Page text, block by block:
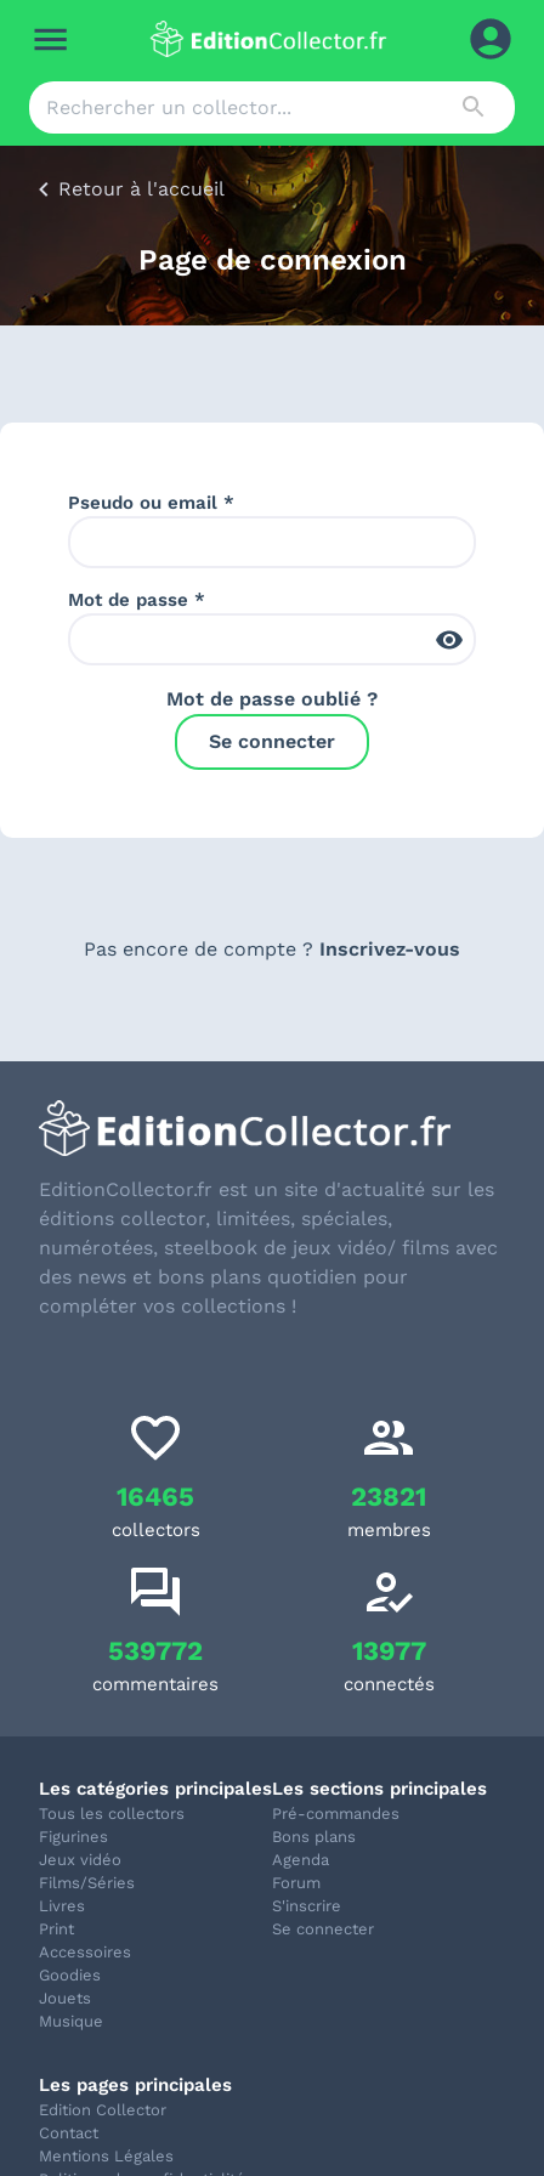
Retour à l'accueil
Page de connexion
Pseudo ou email *
Mot de passe *
Mot de passe oublié ?
Se connecter
Pas encore de compte ? Inscrivez-vous
EditionCollector.fr est un site d'actualité sur les
éditions collector, limitées, spéciales,
numérotées, steelbook de jeux vidéo/ films avec
des news et bons plans quotidien pour
compléter vos collections !
16465
collectors
23821
membres
539772
commentaires
13977
connectés
Les catégories principales
Tous les collectors
Figurines
Jeux vidéo
Films/Séries
Livres
Print
Accessoires
Goodies
Jouets
Musique
Les sections principales
Pré-commandes
Bons plans
Agenda
Forum
S'inscrire
Se connecter
Les pages principales
Edition Collector
Contact
Mentions Légales